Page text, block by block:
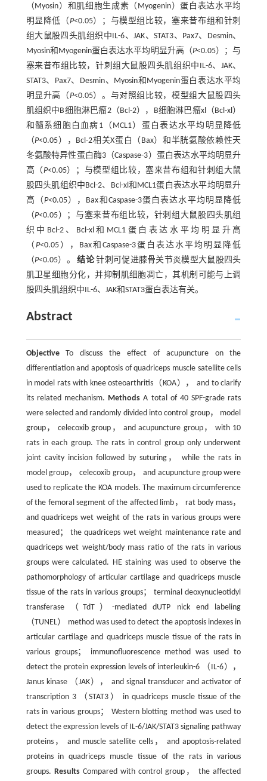
（Myosin）和肌细胞生成素（Myogenin）蛋白表达水平均
明显降低（P<0.05）；与模型组比较，塞来昔布组和针刺
组大鼠股四头肌组织中IL-6、JAK、STAT3、Pax7、Desmin、
Myosin和Myogenin蛋白表达水平均明显升高（P<0.05）；与
塞来昔布组比较，针刺组大鼠股四头肌组织中IL-6、JAK、
STAT3、Pax7、Desmin、Myosin和Myogenin蛋白表达水平均
明显升高（P<0.05）。与对照组比较，模型组大鼠股四头
肌组织中B细胞淋巴瘤2（Bcl-2），B细胞淋巴瘤xl（Bcl-xl）
和髓系细胞白血病1（MCL1）蛋白表达水平均明显降低
（P<0.05），Bcl-2相关X蛋白（Bax）和半胱氨酸依赖性天
冬氨酸特异性蛋白酶3（Caspase-3）蛋白表达水平均明显升
高（P<0.05）；与模型组比较，塞来昔布组和针刺组大鼠
股四头肌组织中Bcl-2、Bcl-xl和MCL1蛋白表达水平均明显升
高（P<0.05），Bax和Caspase-3蛋白表达水平均明显降低
（P<0.05）；与塞来昔布组比较，针刺组大鼠股四头肌组
织中Bcl-2、Bcl-xl和MCL1蛋白表达水平均明显升高
（ P<0.05），Bax和Caspase-3蛋白表达水平均明显降低
（P<0.05）。结论针刺可促进膝骨关节炎模型大鼠股四头
肌卫星细胞分化，并抑制肌细胞凋亡，其机制可能与上调
股四头肌组织中IL-6、JAK和STAT3蛋白表达有关。
Abstract
ObjectiveTo discuss the effect of acupuncture on the
differentiation and apoptosis of quadriceps muscle satellite cells
in model rats with knee osteoarthritis（KOA）， and to clarify
its related mechanism. Methods A total of 40 SPF-grade rats
were selected and randomly divided into control group， model
group， celecoxib group， and acupuncture group， with 10
rats in each group. The rats in control group only underwent
joint cavity incision followed by suturing， while the rats in
model group， celecoxib group， and acupuncture group were
used to replicate the KOA models. The maximum circumference
of the femoral segment of the affected limb， rat body mass，
and quadriceps wet weight of the rats in various groups were
measured； the quadriceps wet weight maintenance rate and
quadriceps wet weight/body mass ratio of the rats in various
groups were calculated. HE staining was used to observe the
pathomorphology of articular cartilage and quadriceps muscle
tissue of the rats in various groups； terminal deoxynucleotidyl
transferase （TdT）-mediated dUTP nick end labeling
（TUNEL） method was used to detect the apoptosis indexes in
articular cartilage and quadriceps muscle tissue of the rats in
various groups； immunofluorescence method was used to
detect the protein expression levels of interleukin-6 （IL-6），
Janus kinase （JAK）， and signal transducer and activator of
transcription 3 （STAT3） in quadriceps muscle tissue of the
rats in various groups； Western blotting method was used to
detect the expression levels of IL-6/JAK/STAT3 signaling pathway
proteins， and muscle satellite cells， and apoptosis-related
proteins in quadriceps muscle tissue of the rats in various
groups. ResultsCompared with control group， the affected